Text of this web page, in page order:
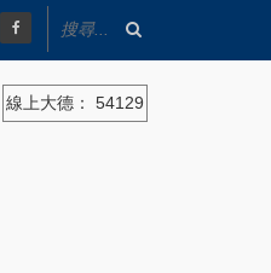
線上大德： 54129